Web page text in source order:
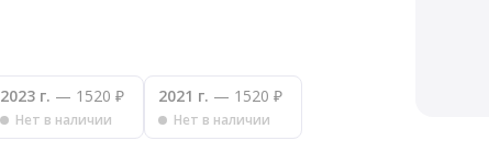
2023 г. — 1520 ₽
Нет в наличии
2021 г. — 1520 ₽
Нет в наличии